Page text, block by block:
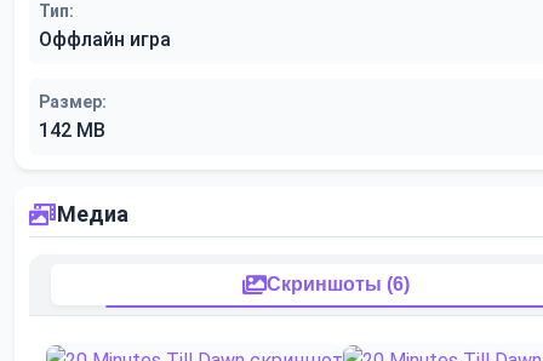
Тип:
Оффлайн игра
Размер:
142 MB
Медиа
Скриншоты (6)